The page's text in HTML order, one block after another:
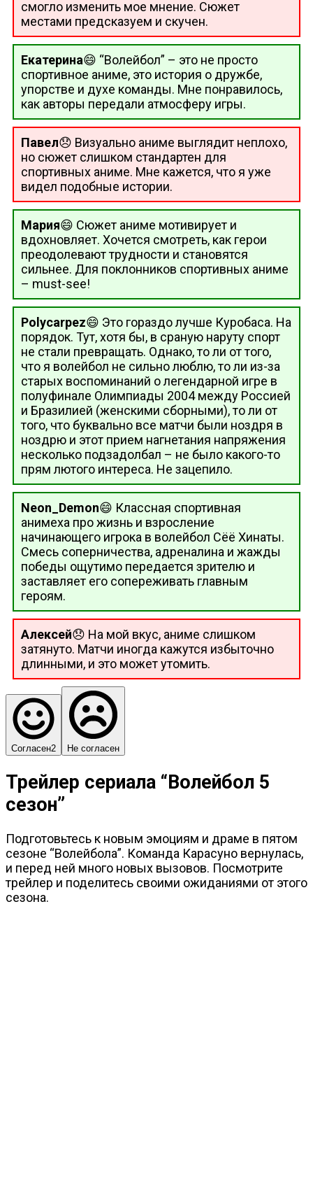
смогло изменить мое мнение. Сюжет
местами предсказуем и скучен.
Екатерина😄 “Волейбол” – это не просто
спортивное аниме, это история о дружбе,
упорстве и духе команды. Мне понравилось,
как авторы передали атмосферу игры.
Павел😞 Визуально аниме выглядит неплохо,
но сюжет слишком стандартен для
спортивных аниме. Мне кажется, что я уже
видел подобные истории.
Мария😄 Сюжет аниме мотивирует и
вдохновляет. Хочется смотреть, как герои
преодолевают трудности и становятся
сильнее. Для поклонников спортивных аниме
– must-see!
Polycarpez😄 Это гораздо лучше Куробаса. На
порядок. Тут, хотя бы, в сраную наруту спорт
не стали превращать. Однако, то ли от того,
что я волейбол не сильно люблю, то ли из-за
старых воспоминаний о легендарной игре в
полуфинале Олимпиады 2004 между Россией
и Бразилией (женскими сборными), то ли от
того, что буквально все матчи были ноздря в
ноздрю и этот прием нагнетания напряжения
несколько подзадолбал – не было какого-то
прям лютого интереса. Не зацепило.
Neon_Demon😄 Классная спортивная
анимеха про жизнь и взросление
начинающего игрока в волейбол Сёё Хинаты.
Смесь соперничества, адреналина и жажды
победы ощутимо передается зрителю и
заставляет его сопереживать главным
героям.
Алексей😞 На мой вкус, аниме слишком
затянуто. Матчи иногда кажутся избыточно
длинными, и это может утомить.
Согласен2 Не согласен
Трейлер сериала “Волейбол 5
сезон”
Подготовьтесь к новым эмоциям и драме в пятом
сезоне “Волейбола”. Команда Карасуно вернулась,
и перед ней много новых вызовов. Посмотрите
трейлер и поделитесь своими ожиданиями от этого
сезона.